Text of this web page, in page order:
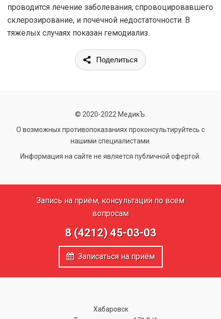
проводится лечение заболевания, спровоцировавшего
склерозирование, и почечной недостаточности. В
тяжелых случаях показан гемодиализ.
Поделиться
© 2020-2022 МедикЪ.
О возможных противопоказаниях проконсультируйтесь с
нашими специалистами.
Информация на сайте не является публичной офертой.
Запись на приём, консультации по всем
вопросам
8 (4212) 45-03-03
Записаться на приём
Хабаровск